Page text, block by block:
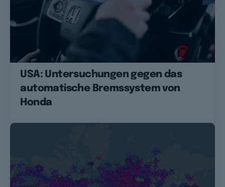
USA: Untersuchungen gegen das
automatische Bremssystem von
Honda